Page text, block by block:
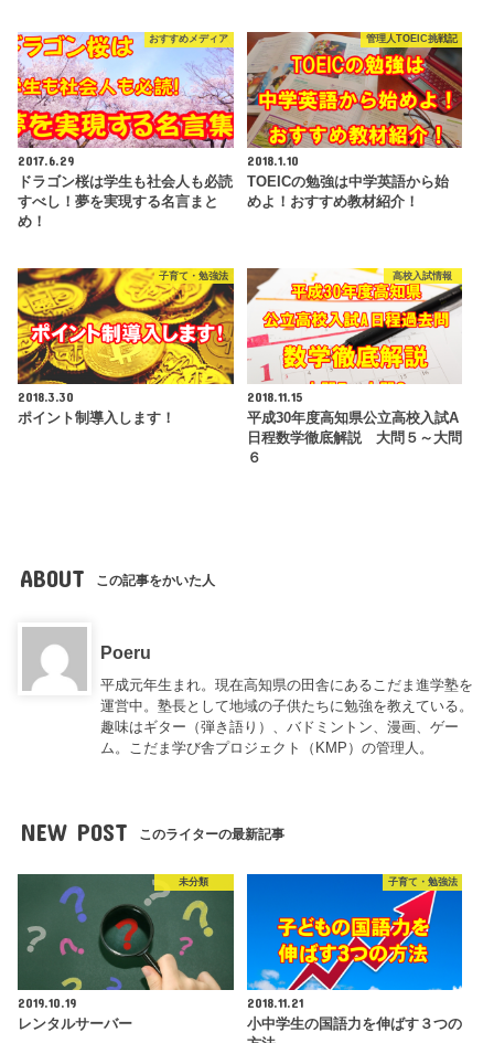
おすすめメディア
2017.6.29
ドラゴン桜は学生も社会人も必読
すべし！夢を実現する名言まと
め！
管理人TOEIC挑戦記
2018.1.10
TOEICの勉強は中学英語から始
めよ！おすすめ教材紹介！
子育て・勉強法
2018.3.30
ポイント制導入します！
高校入試情報
2018.11.15
平成30年度高知県公立高校入試A
日程数学徹底解説 大問５～大問
６
ABOUT この記事をかいた人
Poeru
平成元年生まれ。現在高知県の田舎にあるこだま進学塾を
運営中。塾長として地域の子供たちに勉強を教えている。
趣味はギター（弾き語り）、バドミントン、漫画、ゲー
ム。こだま学び舎プロジェクト（KMP）の管理人。
NEW POST このライターの最新記事
未分類
2019.10.19
レンタルサーバー
子育て・勉強法
2018.11.21
小中学生の国語力を伸ばす３つの